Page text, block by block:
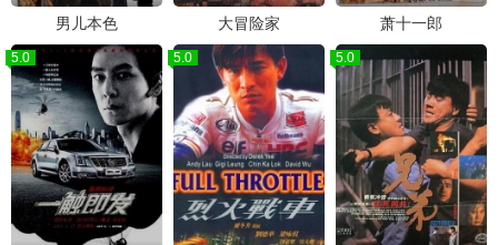
男儿本色 大冒险家 萧十一郎
5.0 5.0 5.0